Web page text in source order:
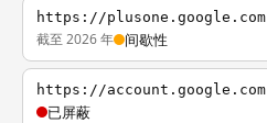
https://plusone.google.com
截至 2026 年 间歇性
https://account.google.com
已屏蔽